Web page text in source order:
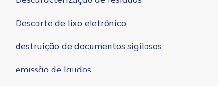
Descarte de lixo eletrônico
destruição de documentos sigilosos
emissão de laudos